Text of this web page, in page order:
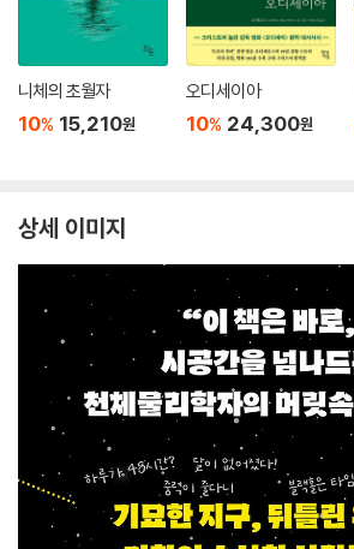
니체의 초월자
10% 15,210원
오디세이아
10% 24,300원
상세 이미지